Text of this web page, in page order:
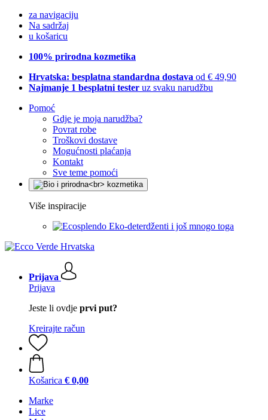
za navigaciju
Na sadržaj
u košaricu
100% prirodna kozmetika
Hrvatska: besplatna standardna dostava od € 49,90
Najmanje 1 besplatni tester uz svaku narudžbu
Pomoć
Gdje je moja narudžba?
Povrat robe
Troškovi dostave
Mogućnosti plaćanja
Kontakt
Sve teme pomoći
Više inspiracije
Eko-deterdženti i još mnogo toga
Prijava
Prijava
Jeste li ovdje prvi put?
Kreirajte račun
Košarica € 0,00
Marke
Lice